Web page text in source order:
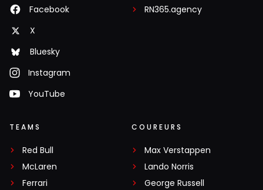
Facebook
X
Bluesky
Instagram
YouTube
RN365.agency
TEAMS
Red Bull
McLaren
Ferrari
COUREURS
Max Verstappen
Lando Norris
George Russell